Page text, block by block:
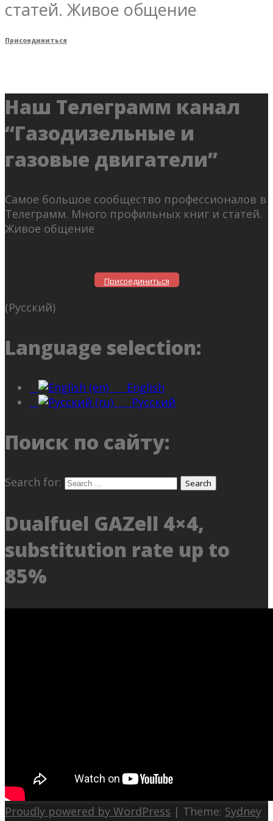
статей. Живое общение
Присоединиться
Наш Телеграмм канал
“Газодизельные и
газовые двигатели”
Самое большое сообщество профессионалов в
Телеграмм. Много профильных книг и статей.
Живое общение
Присоединиться
(Русский)
Language selection:
English
Русский
Поиск по сайту:
Search for:
Dualfuel GAZell 4×4,
substitution rate up to
85%
Proudly powered by WordPress | Theme: Sydney